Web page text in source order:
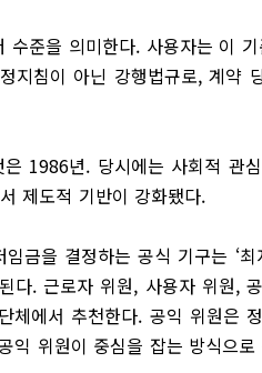
준을 의미한다. 사용자는 이
지침이 아닌 강행법규로, 계약
1986년. 당시에는 사회적 관
제도적 기반이 강화됐다.
금을 결정하는 공식 기구는 ‘
다. 근로자 위원, 사용자 위원,
에서 추천한다. 공익 위원은
익 위원이 중심을 잡는 방식으로